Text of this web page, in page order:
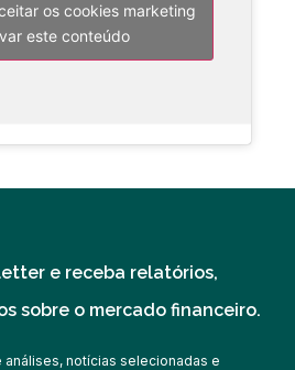
os cookies marketing
este conteúdo
e receba relatórios,
sobre o mercado financeiro.
notícias selecionadas e